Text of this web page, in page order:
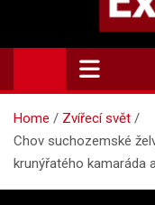
Rychlé zprávy po
Home
Zvířecí svět
Chov suchozemské
krunýřatého kamaráda